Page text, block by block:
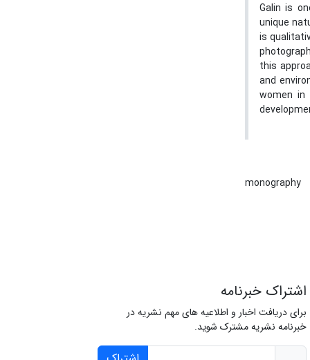
Galin is
unique
is
this
and
women
monography
اشتراک خبرنامه
برای دریافت اخبار و اطلاعیه های مهم نشریه در
خبرنامه نشریه مشترک شوید.